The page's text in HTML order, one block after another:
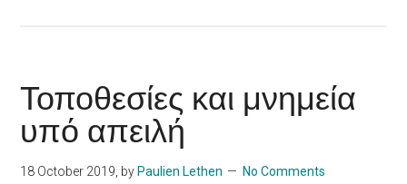
Τοποθεσίες και μνημεία
υπό απειλή
18 October 2019, by Paulien Lethen No Comments